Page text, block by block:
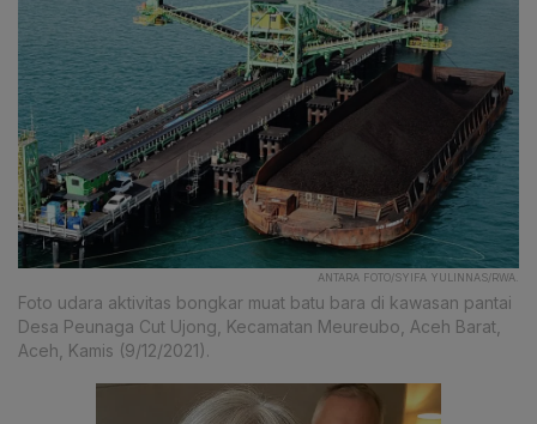
ANTARA FOTO/SYIFA YULINNAS/RWA.
Foto udara aktivitas bongkar muat batu bara di kawasan pantai
Desa Peunaga Cut Ujong, Kecamatan Meureubo, Aceh Barat,
Aceh, Kamis (9/12/2021).